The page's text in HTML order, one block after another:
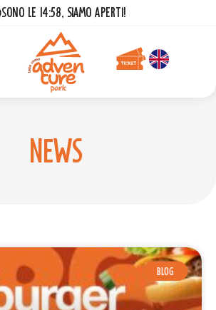
Sono le 14:58, siamo aperti!
News
BLOG